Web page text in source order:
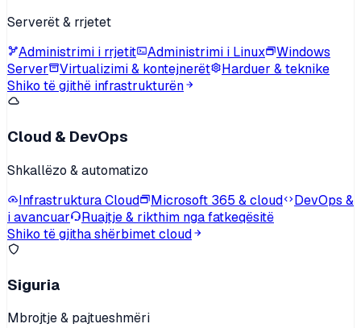
Serverët & rrjetet
Administrimi i rrjetit
Administrimi i Linux
Windows
Server
Virtualizimi & kontejnerët
Harduer & teknike
Shiko të gjithë infrastrukturën
Cloud & DevOps
Shkallëzo & automatizo
Infrastruktura Cloud
Microsoft 365 & cloud
DevOps &
i avancuar
Ruajtje & rikthim nga fatkeqësitë
Shiko të gjitha shërbimet cloud
Siguria
Mbrojtje & pajtueshmëri